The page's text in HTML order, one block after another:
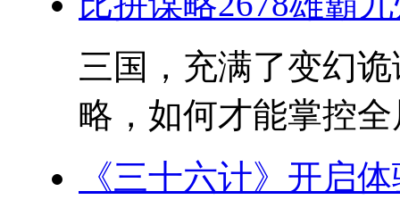
三国，充满了变幻
略，如何才能掌控
《三十六计》开启